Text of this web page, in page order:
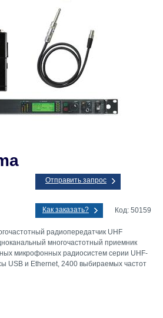
Отправить запрос
Как заказать? Код: 50159
радиопередатчик UHF
многочастотный приемник
микрофонных радиосистем серии UHF-
USB и Ethernet, 2400 выбираемых частот